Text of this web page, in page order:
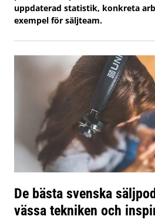
uppdaterad statistik, konkreta
exempel för säljteam.
De bästa svenska
vässa tekniken och